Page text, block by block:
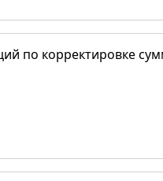
по корректировке